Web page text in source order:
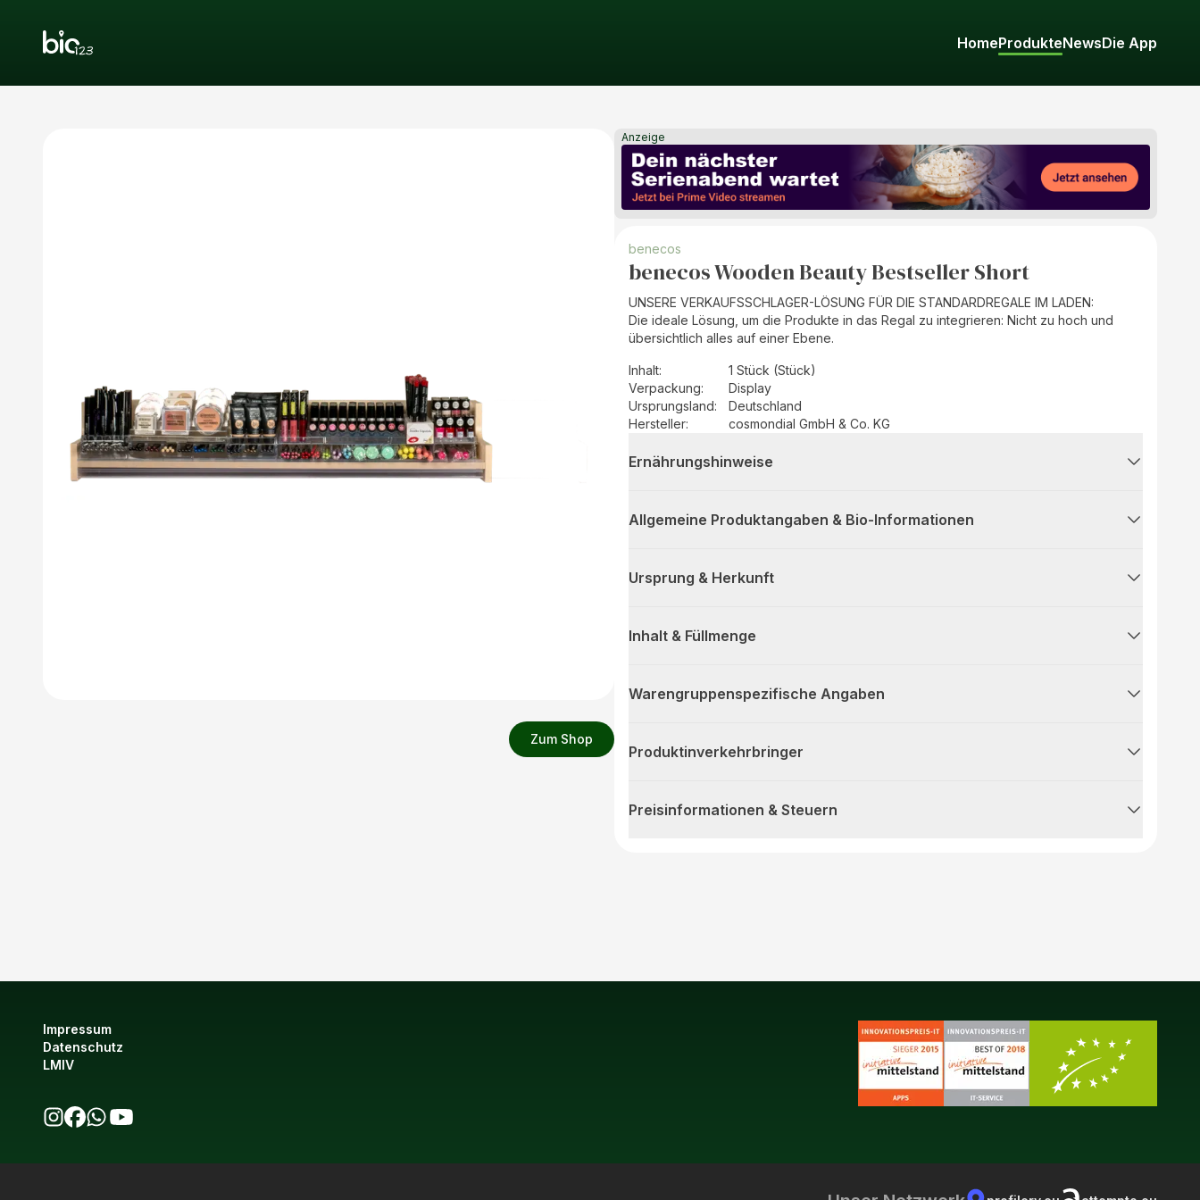
HomeProdukteNewsDie App
Zum Shop
Anzeige
benecos
benecos Wooden Beauty Bestseller Short
UNSERE VERKAUFSSCHLAGER-LÖSUNG FÜR DIE STANDARDREGALE IM LADEN:
Die ideale Lösung, um die Produkte in das Regal zu integrieren: Nicht zu hoch und
übersichtlich alles auf einer Ebene.
Inhalt:
1 Stück (Stück)
Verpackung:
Display
Ursprungsland:
Deutschland
Hersteller: cosmondial GmbH & Co. KG
Ernährungshinweise
Allgemeine Produktangaben & Bio-Informationen
Ursprung & Herkunft
Inhalt & Füllmenge
Warengruppenspezifische Angaben
Produktinverkehrbringer
Preisinformationen & Steuern
Impressum
Datenschutz
LMIV